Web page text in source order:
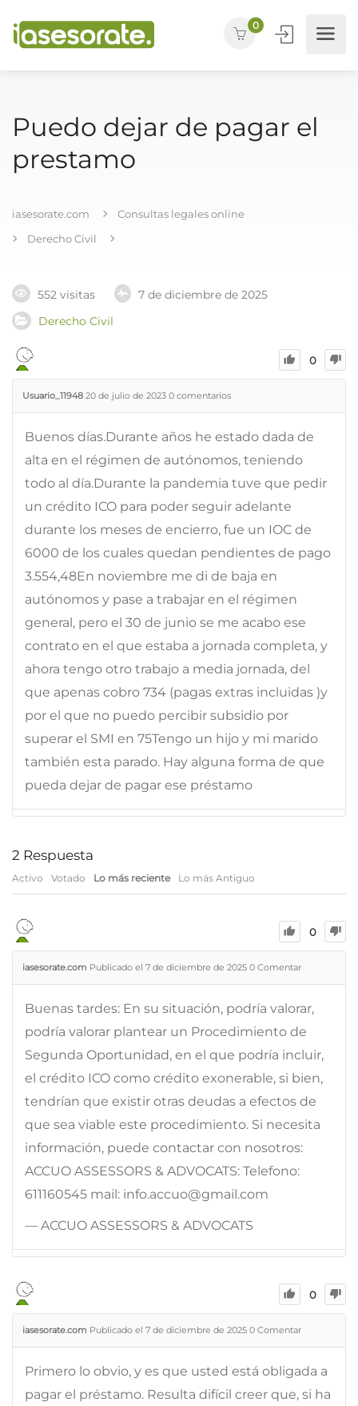
0
Puedo dejar de pagar el
prestamo
iasesorate.com
Consultas legales online
Derecho Civil
552 visitas
7 de diciembre de 2025
Derecho Civil
0
Usuario_11948 20 de julio de 2023 0 comentarios
Buenos días.Durante años he estado dada de
alta en el régimen de autónomos, teniendo
todo al día.Durante la pandemia tuve que pedir
un crédito ICO para poder seguir adelante
durante los meses de encierro, fue un IOC de
6000 de los cuales quedan pendientes de pago
3.554,48En noviembre me di de baja en
autónomos y pase a trabajar en el régimen
general, pero el 30 de junio se me acabo ese
contrato en el que estaba a jornada completa, y
ahora tengo otro trabajo a media jornada, del
que apenas cobro 734 (pagas extras incluidas )y
por el que no puedo percibir subsidio por
superar el SMI en 75Tengo un hijo y mi marido
también esta parado. Hay alguna forma de que
pueda dejar de pagar ese préstamo
2 Respuesta
Activo Votado Lo más reciente Lo más Antiguo
0
iasesorate.com Publicado el 7 de diciembre de 2025 0 Comentar
Buenas tardes: En su situación, podría valorar,
podría valorar plantear un Procedimiento de
Segunda Oportunidad, en el que podría incluir,
el crédito ICO como crédito exonerable, si bien,
tendrían que existir otras deudas a efectos de
que sea viable este procedimiento. Si necesita
información, puede contactar con nosotros:
ACCUO ASSESSORS & ADVOCATS: Telefono:
611160545 mail: info.accuo@gmail.com
— ACCUO ASSESSORS & ADVOCATS
0
iasesorate.com Publicado el 7 de diciembre de 2025 0 Comentar
Primero lo obvio, y es que usted está obligada a
pagar el préstamo. Resulta difícil creer que, si ha